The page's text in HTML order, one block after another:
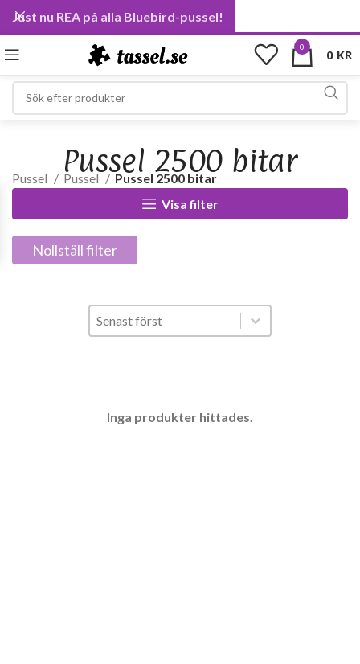
0 0 KR
Pussel 2500 bitar
Pussel Pussel
Pussel 2500 bitar
Visa filter
Nollställ filter
Sort
Sort content
Senast först
Sort content
Inga produkter hittades.
Just nu REA på alla Bluebird-pussel!